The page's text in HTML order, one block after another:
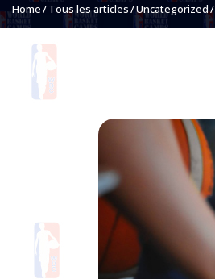
Home Tous les articles Uncategorized